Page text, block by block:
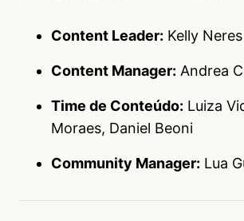
Content Leader: Kelly Neres
Content Manager: Andrea
Time de Conteúdo: Luiza
Moraes, Daniel Beoni
Community Manager: Lua